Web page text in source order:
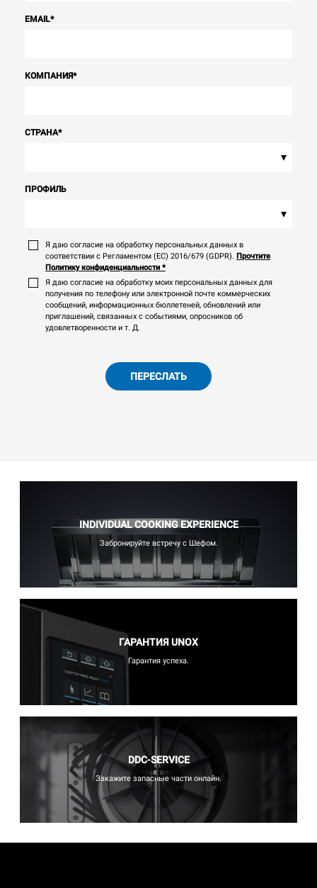
EMAIL*
КОМПАНИЯ*
СТРАНА*
▾
ПРОФИЛЬ
▾
Я даю согласие на обработку персональных данных в
соответствии с Регламентом (ЕС) 2016/679 (GDPR). Прочтите
Политику конфиденциальности *
Я даю согласие на обработку моих персональных данных для
получения по телефону или электронной почте коммерческих
сообщений, информационных бюллетеней, обновлений или
приглашений, связанных с событиями, опросников об
удовлетворенности и т. Д.
ПЕРЕСЛАТЬ
INDIVIDUAL COOKING EXPERIENCE
Забронируйте встречу с Шефом.
ГАРАНТИЯ UNOX
Гарантия успеха.
DDC-SERVICE
Закажите запасные части онлайн.